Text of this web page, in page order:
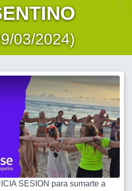
03/2024)
SESION para sumarte a